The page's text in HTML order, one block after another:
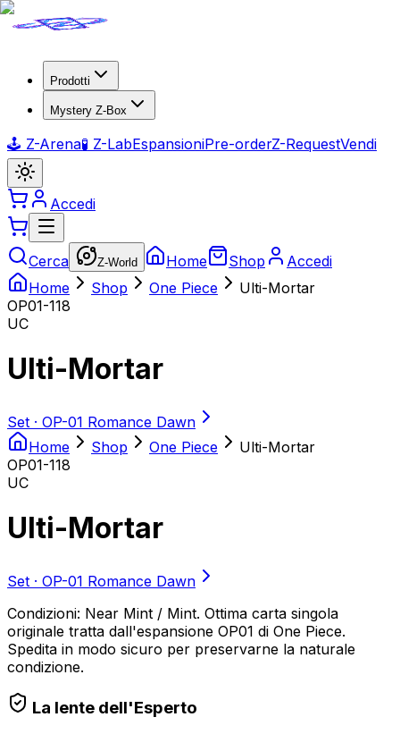
Prodotti
Mystery Z-Box
🕹️ Z-Arena🧪 Z-LabEspansioniPre-orderZ-RequestVendi
Accedi
Cerca Z-World Home Shop
Accedi
Home
Shop One Piece
Ulti-Mortar
OP01-118
UC
Ulti-Mortar
Set · OP-01 Romance Dawn
Home
Shop One Piece
Ulti-Mortar
OP01-118
UC
Ulti-Mortar
Set · OP-01 Romance Dawn
Condizioni: Near Mint / Mint. Ottima carta singola
originale tratta dall'espansione OP01 di One Piece.
Spedita in modo sicuro per preservarne la naturale
condizione.
La lente dell'Esperto